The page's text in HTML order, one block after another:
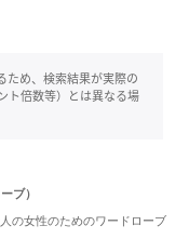
ため、検索結果が実際の
ト倍数等）とは異なる場
ブ）
の女性のためのワードローブ